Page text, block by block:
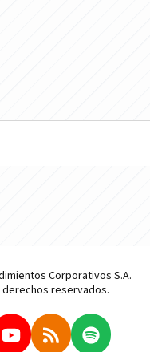
Corporativos S.A.
derechos reservados.